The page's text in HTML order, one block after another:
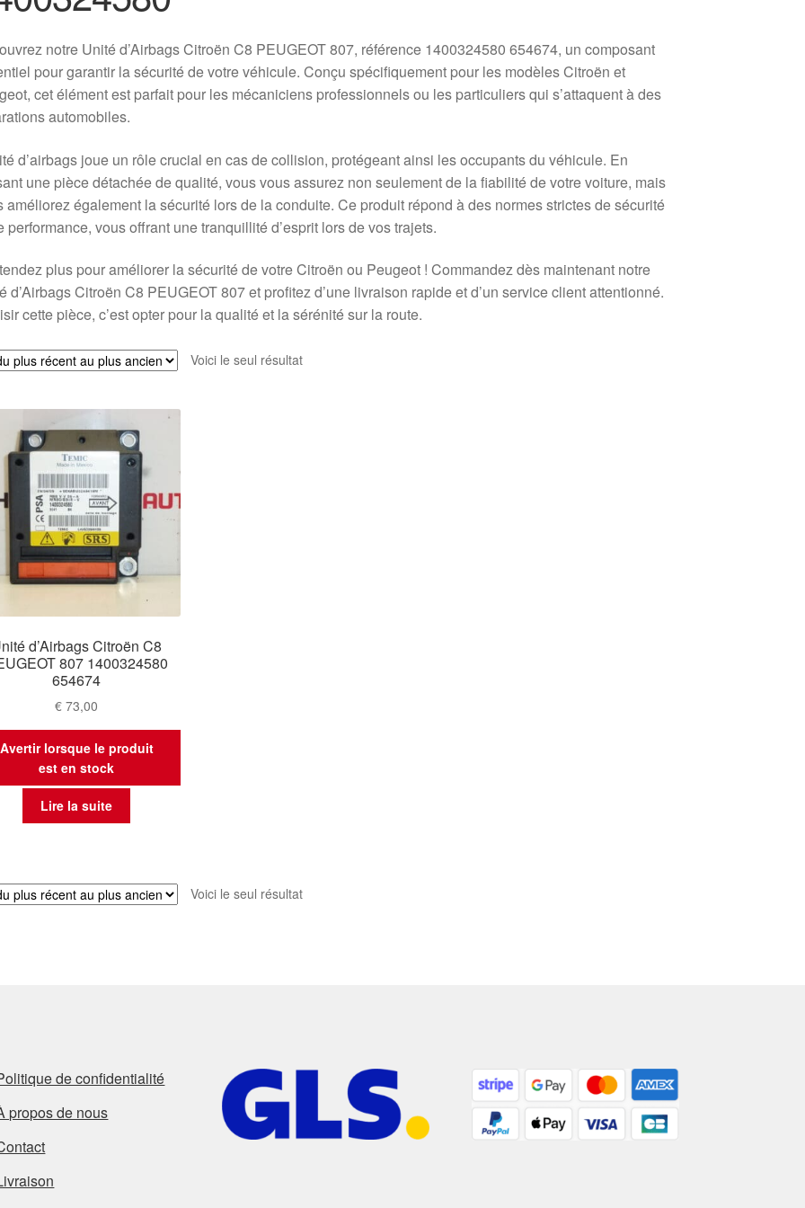
notre Unité d’Airbags Citroën C8 PEUGEOT 807, référence 1400324580 654674, un composant
pour garantir la sécurité de votre véhicule. Conçu spécifiquement pour les modèles Citroën et
cet élément est parfait pour les mécaniciens professionnels ou les particuliers qui s’attaquent à des
automobiles.
d’airbags joue un rôle crucial en cas de collision, protégeant ainsi les occupants du véhicule. En
une pièce détachée de qualité, vous vous assurez non seulement de la fiabilité de votre voiture, mais
améliorez également la sécurité lors de la conduite. Ce produit répond à des normes strictes de sécurité
performance, vous offrant une tranquillité d’esprit lors de vos trajets.
plus pour améliorer la sécurité de votre Citroën ou Peugeot ! Commandez dès maintenant notre
d’Airbags Citroën C8 PEUGEOT 807 et profitez d’une livraison rapide et d’un service client attentionné.
cette pièce, c’est opter pour la qualité et la sérénité sur la route.
Voici le seul résultat
d’Airbags Citroën C8
807 1400324580
654674
€ 73,00
Avertir lorsque le produit
est en stock
Lire la suite
Voici le seul résultat
de confidentialité
propos de nous